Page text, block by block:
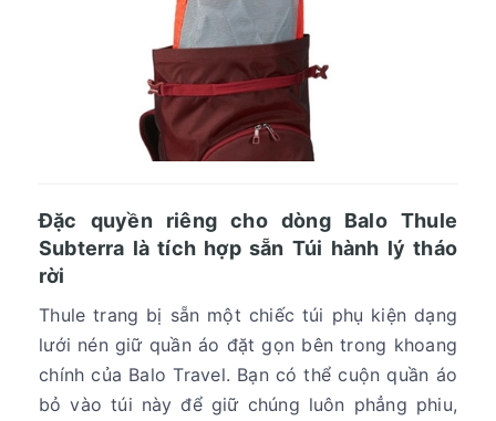
Đặc quyền riêng cho dòng Balo Thule
Subterra là tích hợp sẵn Túi hành lý tháo
rời
Thule trang bị sẵn một chiếc túi phụ kiện dạng
lưới nén giữ quần áo đặt gọn bên trong khoang
chính của Balo Travel. Bạn có thể cuộn quần áo
bỏ vào túi này để giữ chúng luôn phẳng phiu,